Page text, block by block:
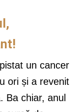
un cancer
ori și a revenit
Ba chiar, anul